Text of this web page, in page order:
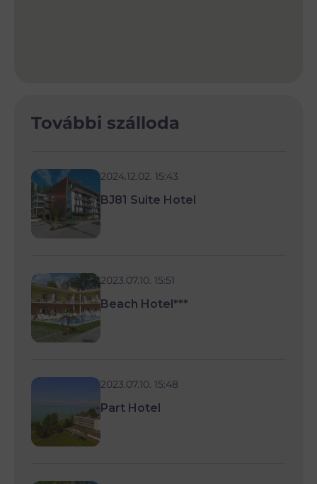
További szálloda
2024.12.02. 15:43
BJ81 Suite Hotel
2023.07.10. 15:51
Beach Hotel***
2023.07.10. 15:48
Part Hotel